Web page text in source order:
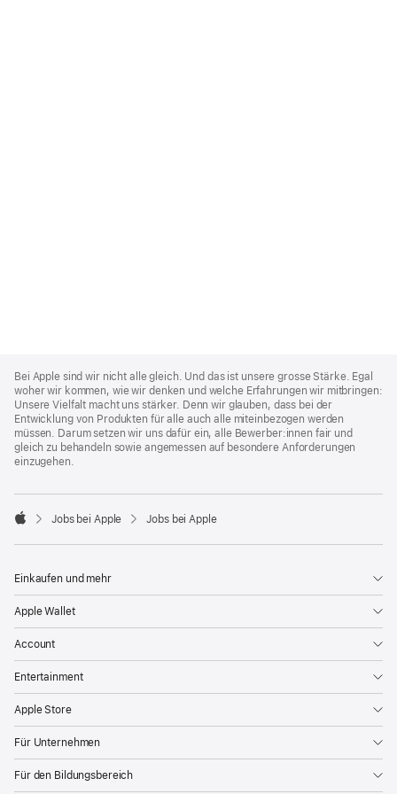
Footer
Bei Apple sind wir nicht alle gleich. Und das ist unsere grosse Stärke. Egal
woher wir kommen, wie wir denken und welche Erfahrungen wir mitbringen:
Unsere Vielfalt macht uns stärker. Denn wir glauben, dass bei der
Entwicklung von Produkten für alle auch alle miteinbezogen werden
müssen. Darum setzen wir uns dafür ein, alle Bewerber:innen fair und
gleich zu behandeln sowie angemessen auf besondere Anforderungen
einzugehen.

Jobs bei Apple Jobs bei Apple
Einkaufen und mehr
Apple Wallet
Account
Entertainment
Apple Store
Für Unternehmen
Für den Bildungsbereich